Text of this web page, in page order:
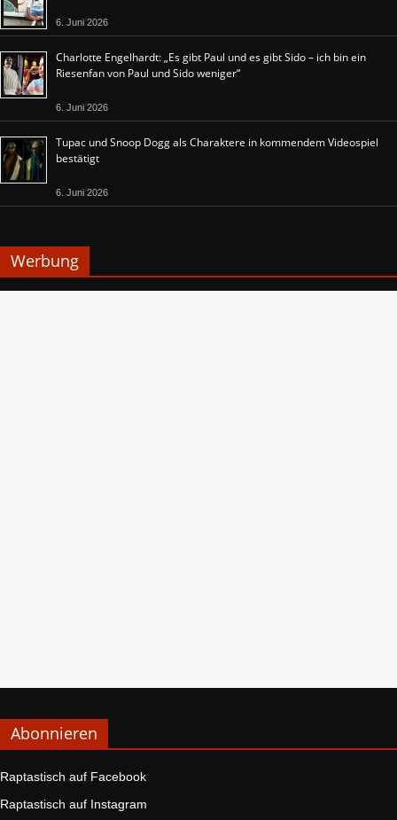
6. Juni 2026
Charlotte Engelhardt: „Es gibt Paul und es gibt Sido – ich bin ein
Riesenfan von Paul und Sido weniger“
6. Juni 2026
Tupac und Snoop Dogg als Charaktere in kommendem Videospiel
bestätigt
6. Juni 2026
Werbung
Abonnieren
Raptastisch auf Facebook
Raptastisch auf Instagram